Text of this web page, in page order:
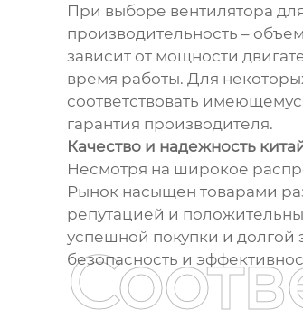
При выборе вентилятора
производительность –
зависит от мощности
время работы. Для
соответствовать
гарантия производителя.
Качество и надежность
Несмотря на широкое
Рынок насыщен товарами
репутацией и
успешной покупки и долгой
безопасность и